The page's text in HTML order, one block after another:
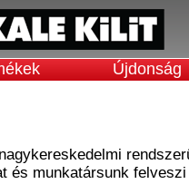
Újdonság
és munkatársunk